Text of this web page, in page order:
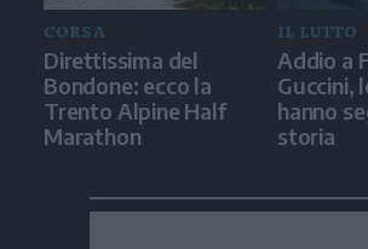
CORSA
Direttissima del
Bondone: ecco la
Trento Alpine Half
Marathon
IL LUTTO
Addio a
Guccini,
hanno
storia